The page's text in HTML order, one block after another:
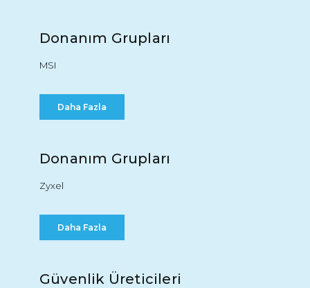
Donanım Grupları
MSI
Daha Fazla
Donanım Grupları
Zyxel
Daha Fazla
Güvenlik Üreticileri